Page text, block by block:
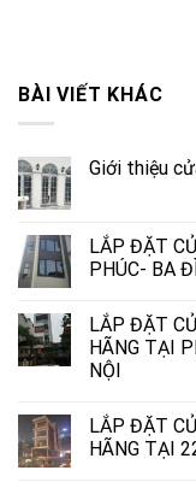
BÀI VIẾT KHÁC
Giới thiệu
LẮP ĐẶT
PHÚC- BA
LẮP ĐẶT
HÃNG TẠI
NỘI
LẮP ĐẶT
HÃNG TẠI